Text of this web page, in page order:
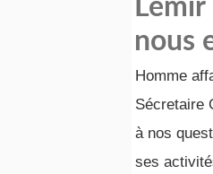
nous
Homme
Sécretaire
à nos
ses